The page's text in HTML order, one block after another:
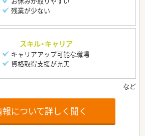
残業が少ない
スキル・キャリア
キャリアアップ可能な職場
資格取得支援が充実
について詳しく聞く